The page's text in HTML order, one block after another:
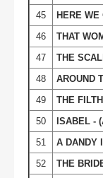
45
HERE
46
THAT
47
THE
48
AROUND
49
THE
50
ISABEL -
51
A DANDY
52
THE